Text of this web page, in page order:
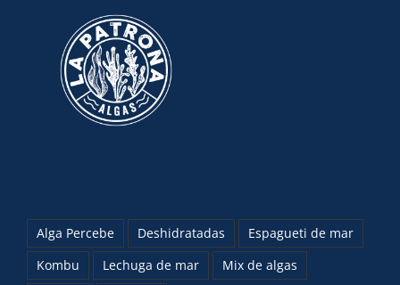
Alga Percebe Deshidratadas
Espagueti de mar
Kombu
Lechuga de mar
Mix de algas